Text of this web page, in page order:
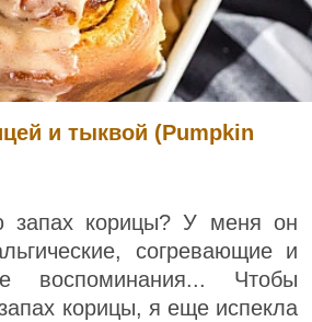
и тыквой (Pumpkin
запах корицы? У меня он
согревающие и
воспоминания... Чтобы
корицы, я еще испекла